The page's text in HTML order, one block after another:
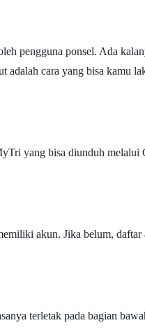
pengguna ponsel. Ada
cara yang bisa kamu
yang bisa diunduh melalui
akun. Jika belum,
terletak pada bagian